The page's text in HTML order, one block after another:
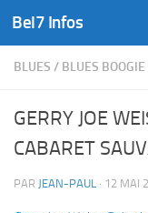
Skip to content
Bel7 Infos
BLUES / BLUES BOOGIE
GERRY JOE
CABARET
PAR JEAN-PAUL · 12 MAI